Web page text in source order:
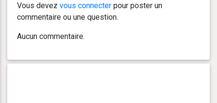
Vous devez vous connecter pour poster un
commentaire ou une question.
Aucun commentaire.